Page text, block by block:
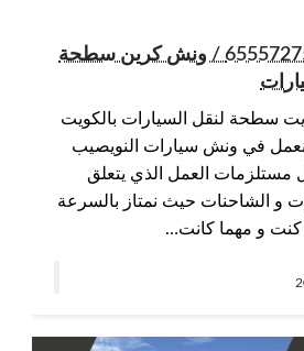
ونش النويصيب / 65557275 / ونش كرين سطحة
سطحة لنقل السيارات بالكويت
في ونش سيارات النويصيب
مستلزمات العمل الذي يتعلق
و الشاحنات حيث نمتاز بالسرعة
كنت و مهما كانت…